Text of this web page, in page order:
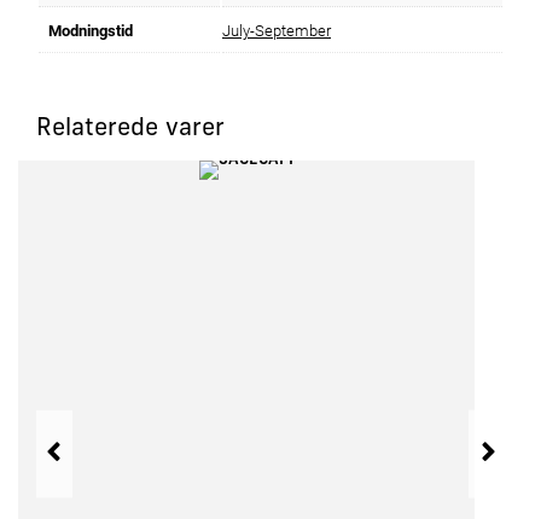
Modningstid July-September
Relaterede varer